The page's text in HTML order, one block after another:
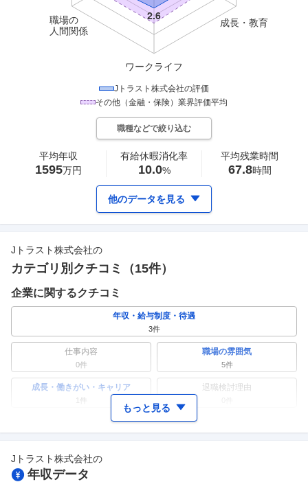
成長・教育
ワークライフ
職場の
人間関係
Jトラスト株式会社の評価
その他（金融・保険） 業界評価平均
職種などで絞り込む
平均年収
1595万円
有給休暇消化率
10.0%
平均残業時間
67.8時間
他のデータを見る
Jトラスト株式会社の
カテゴリ別クチコミ（15件）
企業に関するクチコミ
年収・給与制度・待遇
3件
仕事内容
0件
職場の雰囲気
5件
成長・働きがい・キャリア
1 件
退職検討理由
ワークライフバランス 女性の活躍・働きやすさ
副業
1件
もっと見る
Jトラスト株式会社の
年収データ